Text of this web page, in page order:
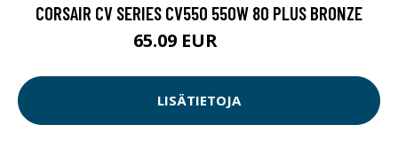
CORSAIR CV SERIES CV550 550W 80 PLUS BRONZE
65.09 EUR
LISÄTIETOJA